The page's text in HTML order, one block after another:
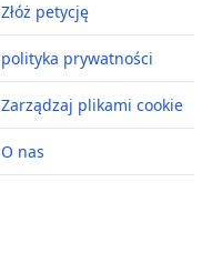
Złóż petycję
polityka prywatności
Zarządzaj plikami cookie
O nas